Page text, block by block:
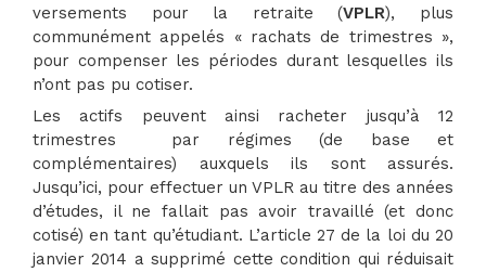
versements pour la retraite (VPLR), plus
communément appelés « rachats de trimestres »,
pour compenser les périodes durant lesquelles ils
n’ont pas pu cotiser.
Les actifs peuvent ainsi racheter jusqu’à 12
trimestres par régimes (de base et
complémentaires) auxquels ils sont assurés.
Jusqu’ici, pour effectuer un VPLR au titre des années
d’études, il ne fallait pas avoir travaillé (et donc
cotisé) en tant qu’étudiant. L’article 27 de la loi du 20
janvier 2014 a supprimé cette condition qui réduisait